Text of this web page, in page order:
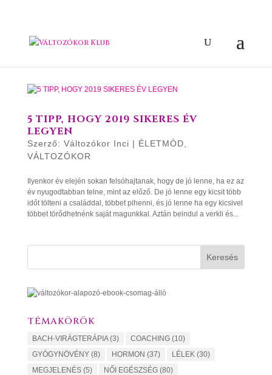
5 TIPP, HOGY 2019 SIKERES ÉV
LEGYEN
Szerző: Változókor Inci | ÉLETMÓD
VÁLTOZÓKOR
Ilyenkor év elején sokan felsóhajtanak, hogy de jó lenne, ha ez az
év nyugodtabban telne, mint az előző. De jó lenne egy kicsit több
időt tölteni a családdal, többet pihenni, és jó lenne ha egy kicsivel
többet törődhetnénk saját magunkkal. Aztán beindul a verkli és...
Keresés
TÉMAKÖRÖK
BACH-VIRÁGTERÁPIA(3) COACHING(10)
GYÓGYNÖVÉNY(8) HORMON (37) LÉLEK(30)
MEGJELENÉS(5) NŐI EGÉSZSÉG(80)